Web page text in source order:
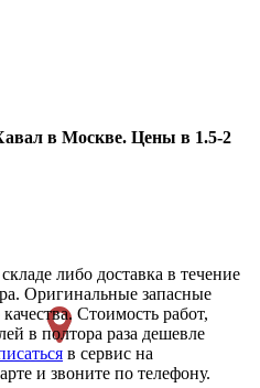
в Москве. Цены в 1.5-2
либо доставка в течение
Оригинальные запасные
Стоимость работ,
в полтора раза дешевле
в сервис на
и звоните по телефону.